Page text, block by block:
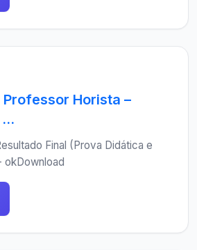
Horista –
Final (Prova Didática e
okDownload